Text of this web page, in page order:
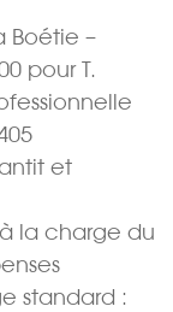
Boétie –
pour T.
et
à la charge du
standard :